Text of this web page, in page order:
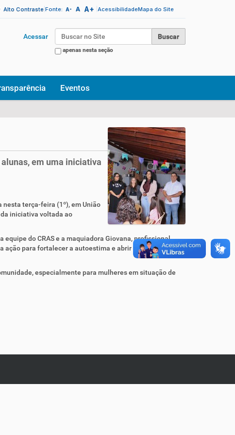
Alto Contraste Fonte: A- A A+ AcessibilidadeMapa do Site
apenas nesta seção
Acessar
Eventos
em uma iniciativa
terça-feira (1º), em União
iniciativa voltada ao
do CRAS e a maquiadora Giovana, profissional
ação para fortalecer a autoestima e abrir caminhos para
especialmente para mulheres em situação de